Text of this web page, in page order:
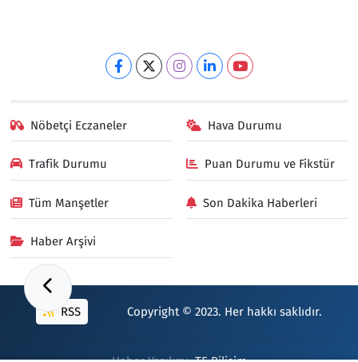
Nöbetçi Eczaneler Hava Durumu
Trafik Durumu Puan Durumu ve Fikstür
Tüm Manşetler Son Dakika Haberleri
Haber Arşivi
RSS Copyright © 2023. Her hakkı saklıdır.